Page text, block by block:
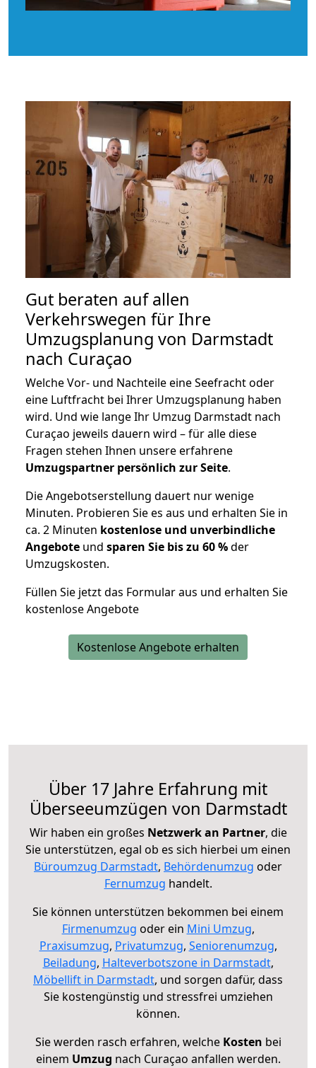
Gut beraten auf allen
Verkehrswegen für Ihre
Umzugsplanung von Darmstadt
nach Curaçao
Welche Vor- und Nachteile eine Seefracht oder
eine Luftfracht bei Ihrer Umzugsplanung haben
wird. Und wie lange Ihr Umzug Darmstadt nach
Curaçao jeweils dauern wird – für alle diese
Fragen stehen Ihnen unsere erfahrene
Umzugspartner persönlich zur Seite.
Die Angebotserstellung dauert nur wenige
Minuten. Probieren Sie es aus und erhalten Sie in
ca. 2 Minuten kostenlose und unverbindliche
Angebote und sparen Sie bis zu 60 %der
Umzugskosten.
Füllen Sie jetzt das Formular aus und erhalten Sie
kostenlose Angebote
Kostenlose Angebote erhalten
Über 17 Jahre Erfahrung mit
Überseeumzügen von Darmstadt
Wir haben ein großes Netzwerk an Partner, die
Sie unterstützen, egal ob es sich hierbei um einen
Büroumzug Darmstadt, Behördenumzug oder
Fernumzug handelt.
Sie können unterstützen bekommen bei einem
Firmenumzug oder ein Mini Umzug,
Praxisumzug, Privatumzug, Seniorenumzug,
Beiladung, Halteverbotszone in Darmstadt,
Möbellift in Darmstadt, und sorgen dafür, dass
Sie kostengünstig und stressfrei umziehen
können.
Sie werden rasch erfahren, welche Kosten bei
einem Umzug nach Curaçao anfallen werden.